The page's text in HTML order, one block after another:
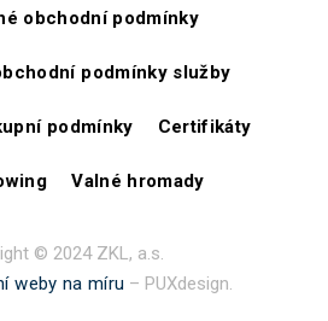
obchodní podmínky
podmínky služby
podmínky Certifikáty
Valné hromady
© 2024 ZKL, a.s.
weby na míru – PUXdesign.